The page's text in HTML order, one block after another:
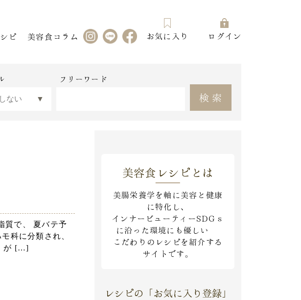
ピ 美容食コラム お気に入り ログイン
フリーワード
検索
で、 夏バテ予
科に分類され、
が […]
美容食レシピとは
美腸栄養学を軸に美容と健康
に特化し、
インナービューティーSDGｓ
に沿った環境にも優しい
こだわりのレシピを紹介する
サイトです。
レシピの「お気に入り登録」